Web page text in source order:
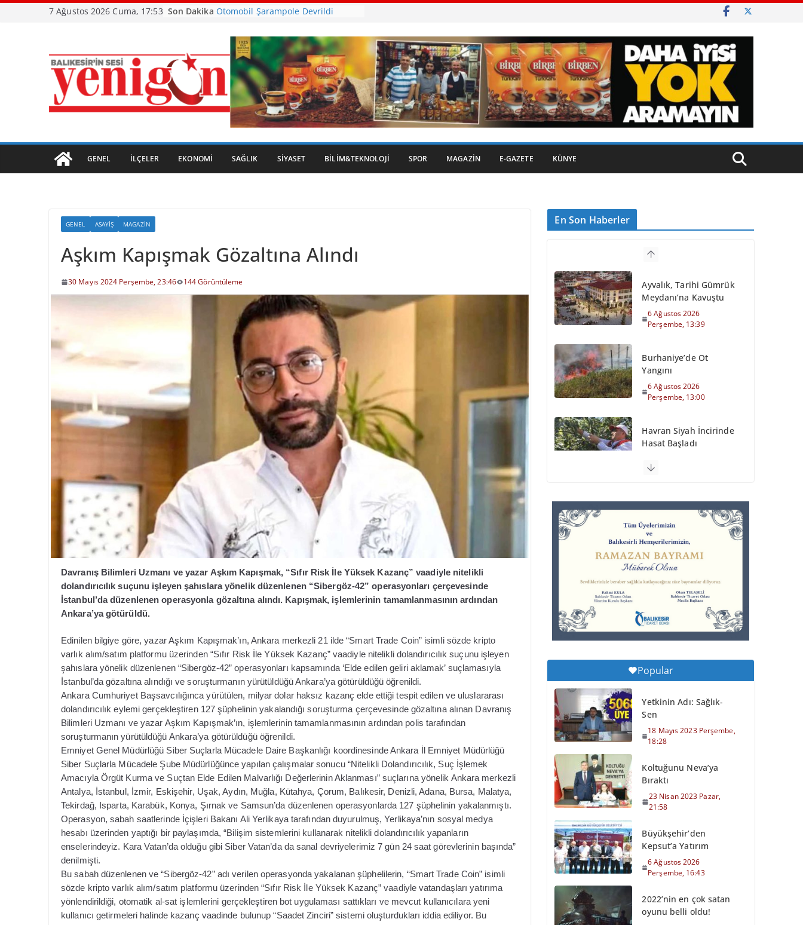
Skip
7 Ağustos 2026 Cuma, 17:53 Son Dakika Otomobil Şarampole Devrildi
Ayvalık, Tarihi Gümrük Meydanı’na
Kavuştu
Burhaniye’de Ot Yangını
Havran Siyah İncirinde Hasat
Başladı
GENEL İLÇELER EKONOMI SAĞLIK SIYASET BILIM&TEKNOLOJI SPOR MAGAZIN E-GAZETE KÜNYE
GENEL ASAYIŞ MAGAZIN
Aşkım Kapışmak Gözaltına Alındı
30 Mayıs 2024 Perşembe, 23:46 144 Görüntüleme
Davranış Bilimleri Uzmanı ve yazar Aşkım Kapışmak, “Sıfır Risk İle Yüksek Kazanç” vaadiyle nitelikli
dolandırıcılık suçunu işleyen şahıslara yönelik düzenlenen “Sibergöz-42” operasyonları çerçevesinde
İstanbul’da düzenlenen operasyonla gözaltına alındı. Kapışmak, işlemlerinin tamamlanmasının ardından
Ankara’ya götürüldü.
Edinilen bilgiye göre, yazar Aşkım Kapışmak’ın, Ankara merkezli 21 ilde “Smart Trade Coin” isimli sözde kripto
varlık alım/satım platformu üzerinden “Sıfır Risk İle Yüksek Kazanç” vaadiyle nitelikli dolandırıcılık suçunu işleyen
şahıslara yönelik düzenlenen “Sibergöz-42” operasyonları kapsamında ‘Elde edilen geliri aklamak’ suçlamasıyla
İstanbul’da gözaltına alındığı ve soruşturmanın yürütüldüğü Ankara’ya götürüldüğü öğrenildi.
Ankara Cumhuriyet Başsavcılığınca yürütülen, milyar dolar haksız kazanç elde ettiği tespit edilen ve uluslararası
dolandırıcılık eylemi gerçekleştiren 127 şüphelinin yakalandığı soruşturma çerçevesinde gözaltına alınan Davranış
Bilimleri Uzmanı ve yazar Aşkım Kapışmak’ın, işlemlerinin tamamlanmasının ardından polis tarafından
soruşturmanın yürütüldüğü Ankara’ya götürüldüğü öğrenildi.
Emniyet Genel Müdürlüğü Siber Suçlarla Mücadele Daire Başkanlığı koordinesinde Ankara İl Emniyet Müdürlüğü
Siber Suçlarla Mücadele Şube Müdürlüğünce yapılan çalışmalar sonucu “Nitelikli Dolandırıcılık, Suç İşlemek
Amacıyla Örgüt Kurma ve Suçtan Elde Edilen Malvarlığı Değerlerinin Aklanması” suçlarına yönelik Ankara merkezli
Antalya, İstanbul, İzmir, Eskişehir, Uşak, Aydın, Muğla, Kütahya, Çorum, Balıkesir, Denizli, Adana, Bursa, Malatya,
Tekirdağ, Isparta, Karabük, Konya, Şırnak ve Samsun’da düzenlenen operasyonlarda 127 şüphelinin yakalanmıştı.
Operasyon, sabah saatlerinde İçişleri Bakanı Ali Yerlikaya tarafından duyurulmuş, Yerlikaya’nın sosyal medya
hesabı üzerinden yaptığı bir paylaşımda, “Bilişim sistemlerini kullanarak nitelikli dolandırıcılık yapanların
enselerindeyiz. Kara Vatan’da olduğu gibi Siber Vatan’da da sanal devriyelerimiz 7 gün 24 saat görevlerinin başında”
denilmişti.
Bu sabah düzenlenen ve “Sibergöz-42” adı verilen operasyonda yakalanan şüphelilerin, “Smart Trade Coin” isimli
sözde kripto varlık alım/satım platformu üzerinden “Sıfır Risk İle Yüksek Kazanç” vaadiyle vatandaşları yatırıma
yönlendirildiği, otomatik al-sat işlemlerini gerçekleştiren bot uygulaması sattıkları ve mevcut kullanıcılara yeni
kullanıcı getirmeleri halinde kazanç vaadinde bulunup “Saadet Zinciri” sistemi oluşturdukları iddia ediliyor. Bu
En Son Haberler
Ayvalık, Tarihi Gümrük
Meydanı’na Kavuştu
6 Ağustos 2026
Perşembe, 13:39
Burhaniye’de Ot
Yangını
6 Ağustos 2026
Perşembe, 13:00
Havran Siyah İncirinde
Hasat Başladı
Perşembe, 12:35
Otomobil Şarampole
6 Ağustos 2026
Perşembe, 11:59
İçin Memleket Tek
6 Ağustos 2026
Perşembe, 11:51
Büyükşehir’den
Kepsut’a Yatırım
Perşembe, 16:43
Popular
Yetkinin Adı: Sağlık-
Sen
18 Mayıs 2023 Perşembe,
18:28
Koltuğunu Neva’ya
Bıraktı
23 Nisan 2023 Pazar,
21:58
Büyükşehir’den
Kepsut’a Yatırım
6 Ağustos 2026
Perşembe, 16:43
2022’nin en çok satan
oyunu belli oldu!